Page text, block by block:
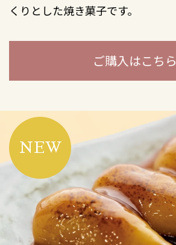
くりとした焼き菓子です。
ご購入はこちら
NEW